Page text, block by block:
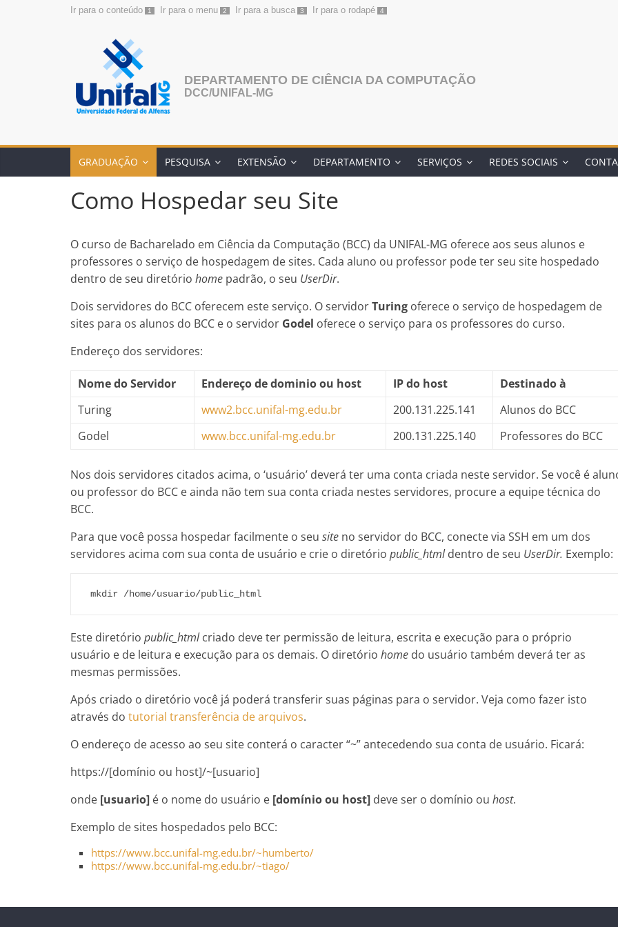
Ir para o conteúdo 1 Ir para o menu 2 Ir para a busca 3 Ir para o rodapé 4
DEPARTAMENTO DE CIÊNCIA DA COMPUTAÇÃO
DCC/UNIFAL-MG
GRADUAÇÃO PESQUISA EXTENSÃO DEPARTAMENTO SERVIÇOS REDES SOCIAIS
Como Hospedar seu Site
O curso de Bacharelado em Ciência da Computação (BCC) da UNIFAL-MG oferece aos seus alunos e
professores o serviço de hospedagem de sites. Cada aluno ou professor pode ter seu site hospedado
dentro de seu diretório home padrão, o seu UserDir.
Dois servidores do BCC oferecem este serviço. O servidorTuring oferece o serviço de hospedagem de
sites para os alunos do BCC e o servidor Godel oferece o serviço para os professores do curso.
Endereço dos servidores:
Nome do Servidor Endereço de dominio ou host IP do host
Destinado à
Turing
www2.bcc.unifal-mg.edu.br 200.131.225.141
Alunos do BCC
Godel
www.bcc.unifal-mg.edu.br 200.131.225.140 Professores do BCC
Nos dois servidores citados acima, o ‘usuário’ deverá ter uma conta criada neste servidor. Se você é
ou professor do BCC e ainda não tem sua conta criada nestes servidores, procure a equipe técnica do
BCC.
Para que você possa hospedar facilmente o seu site no servidor do BCC, conecte via SSH em um dos
servidores acima com sua conta de usuário e crie o diretório public_htmldentro de seu UserDir. Exemplo:
mkdir /home/usuario/public_html
Este diretório public_htmlcriado deve ter permissão de leitura, escrita e execução para o próprio
usuário e de leitura e execução para os demais. O diretório home do usuário também deverá ter as
mesmas permissões.
Após criado o diretório você já poderá transferir suas páginas para o servidor. Veja como fazer isto
através do tutorial transferência de arquivos.
O endereço de acesso ao seu site conterá o caracter “~” antecedendo sua conta de usuário. Ficará:
https://[domínio ou host]/~[usuario]
onde [usuario] é o nome do usuário e [domínio ou host] deve ser o domínio ou host.
Exemplo de sites hospedados pelo BCC:
https://www.bcc.unifal-mg.edu.br/~humberto/
https://www.bcc.unifal-mg.edu.br/~tiago/